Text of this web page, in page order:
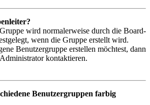
wird normalerweise durch die Board-
wenn die Gruppe erstellt wird.
Benutzergruppe erstellen möchtest, dann
kontaktieren.
Benutzergruppen farbig